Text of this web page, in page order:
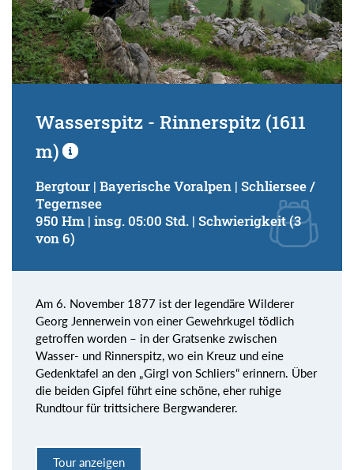
Wasserspitz - Rinnerspitz (1611
m)
Bergtour | Bayerische Voralpen | Schliersee /
Tegernsee
950 Hm | insg. 05:00 Std. | Schwierigkeit (3
von 6)
Am 6. November 1877 ist der legendäre Wilderer
Georg Jennerwein von einer Gewehrkugel tödlich
getroffen worden – in der Gratsenke zwischen
Wasser- und Rinnerspitz, wo ein Kreuz und eine
Gedenktafel an den „Girgl von Schliers“ erinnern. Über
die beiden Gipfel führt eine schöne, eher ruhige
Rundtour für trittsichere Bergwanderer.
Tour anzeigen